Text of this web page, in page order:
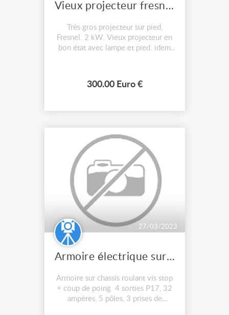
Vieux projecteur fresnel 2000w
Très gros projecteur sur pied,
Fresnel. 2 kW. Vieux projecteur en
bon état avec lampe et pied. idem
300.00 Euro €
27/03/2023
Armoire électrique sur chassis roulant
Armoire sur chassis roulant vis stop
+ coup de poing. 4 sorties P17, 32
ampères, 5 pôles, 3 prises de